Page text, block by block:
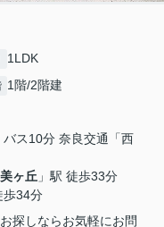
1LDK
1階/2階建
バス10分 奈良交通「西
ヶ丘 」駅 徒歩33分
歩34分
探しならお気軽にお問